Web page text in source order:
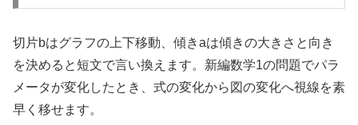
切片bはグラフの上下移動、傾きaは傾きの大きさと向き
を決めると短文で言い換えます。新編数学1の問題でパラ
メータが変化したとき、式の変化から図の変化へ視線を素
早く移せます。